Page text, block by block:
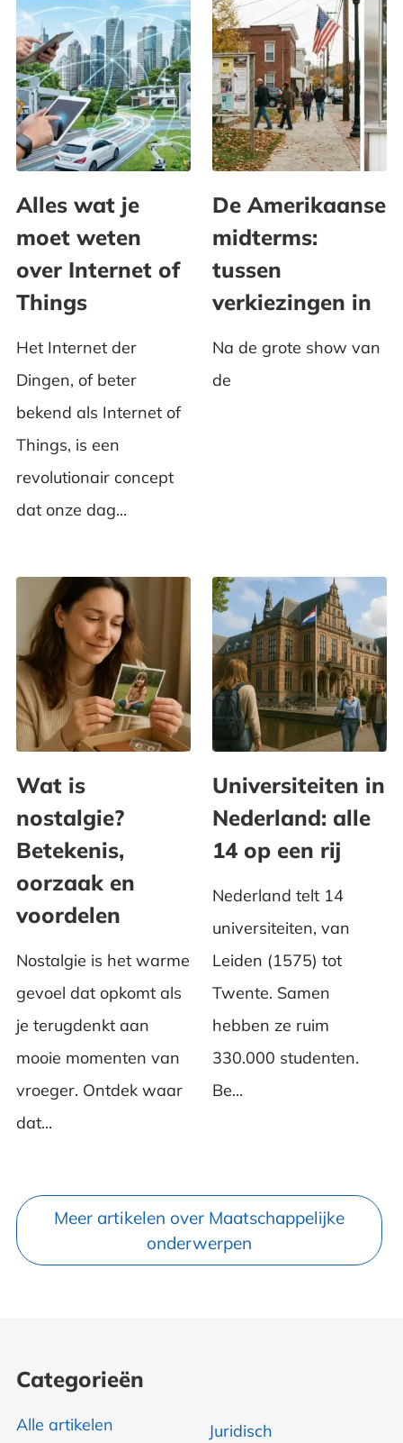
Alles wat je
moet weten
over Internet of
Things
Het Internet der
Dingen, of beter
bekend als Internet of
Things, is een
revolutionair concept
dat onze dag...
De Amerikaanse
midterms:
tussen
verkiezingen in
Na de grote show van
de
Wat is
nostalgie?
Betekenis,
oorzaak en
voordelen
Nostalgie is het warme
gevoel dat opkomt als
je terugdenkt aan
mooie momenten van
vroeger. Ontdek waar
dat...
Universiteiten in
Nederland: alle
14 op een rij
Nederland telt 14
universiteiten, van
Leiden (1575) tot
Twente. Samen
hebben ze ruim
330.000 studenten.
Be...
Meer artikelen over Maatschappelijke
onderwerpen
Categorieën
Alle artikelen Juridisch